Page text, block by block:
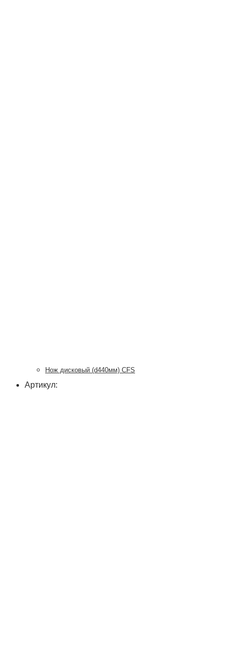
Нож дисковый (d440мм) CFS
Артикул: